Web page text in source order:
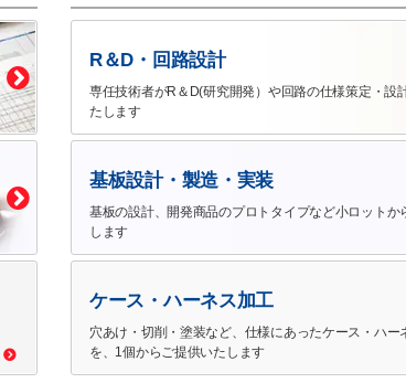
R＆D・回路設計
専任技術者がR＆D(研究開発）や回路の仕様策定・設
たします
基板設計・製造・実装
基板の設計、開発商品のプロトタイプなど小ロットか
します
ケース・ハーネス加工
穴あけ・切削・塗装など、仕様にあったケース・ハー
を、1個からご提供いたします